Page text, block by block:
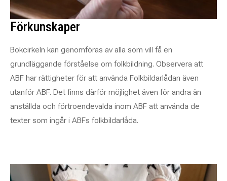
Förkunskaper
Bokcirkeln kan genomföras av alla som vill få en
grundläggande förståelse om folkbildning. Observera att
ABF har rättigheter för att använda Folkbildarlådan även
utanför ABF. Det finns därför möjlighet även för andra än
anställda och förtroendevalda inom ABF att använda de
texter som ingår i ABFs folkbildarlåda.